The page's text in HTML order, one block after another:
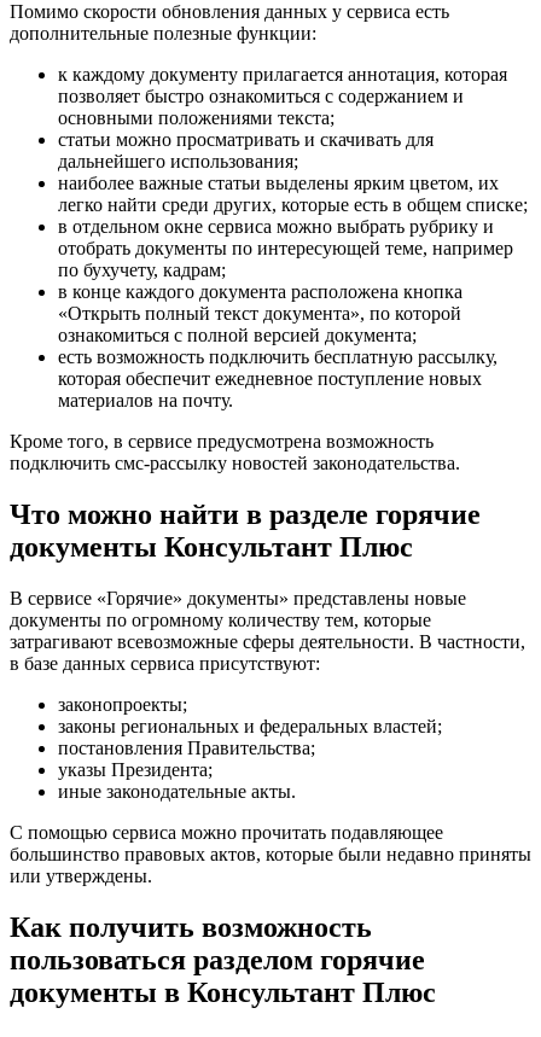
Помимо скорости обновления данных у сервиса есть
дополнительные полезные функции:
к каждому документу прилагается аннотация, которая
позволяет быстро ознакомиться с содержанием и
основными положениями текста;
статьи можно просматривать и скачивать для
дальнейшего использования;
наиболее важные статьи выделены ярким цветом, их
легко найти среди других, которые есть в общем списке;
в отдельном окне сервиса можно выбрать рубрику и
отобрать документы по интересующей теме, например
по бухучету, кадрам;
в конце каждого документа расположена кнопка
«Открыть полный текст документа», по которой
ознакомиться с полной версией документа;
есть возможность подключить бесплатную рассылку,
которая обеспечит ежедневное поступление новых
материалов на почту.
Кроме того, в сервисе предусмотрена возможность
подключить смс-рассылку новостей законодательства.
Что можно найти в разделе горячие
документы Консультант Плюс
В сервисе «Горячие» документы» представлены новые
документы по огромному количеству тем, которые
затрагивают всевозможные сферы деятельности. В частности,
в базе данных сервиса присутствуют:
законопроекты;
законы региональных и федеральных властей;
постановления Правительства;
указы Президента;
иные законодательные акты.
С помощью сервиса можно прочитать подавляющее
большинство правовых актов, которые были недавно приняты
или утверждены.
Как получить возможность
пользоваться разделом горячие
документы в Консультант Плюс